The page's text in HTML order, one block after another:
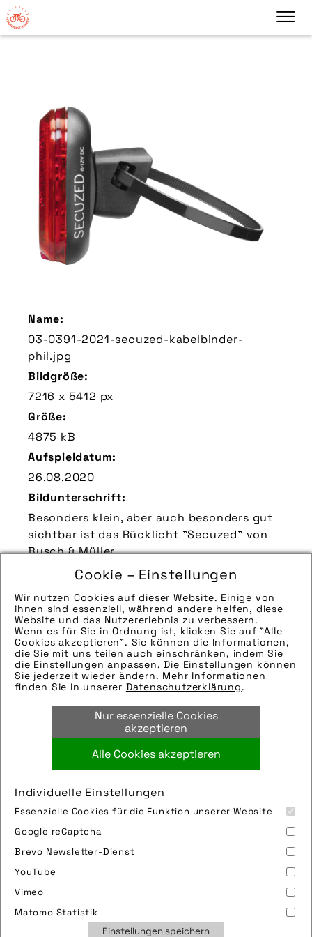
Cookie – Einstellungen
Wir nutzen Cookies auf dieser Website. Einige von
ihnen sind essenziell, während andere helfen, diese
Website und das Nutzererlebnis zu verbessern.
Wenn es für Sie in Ordnung ist, klicken Sie auf "Alle
Cookies akzeptieren". Sie können die Informationen,
die Sie mit uns teilen auch einschränken, indem Sie
die Einstellungen anpassen. Die Einstellungen können
Sie jederzeit wieder ändern. Mehr Informationen
finden Sie in unserer Datenschutzerklärung.
Nur essenzielle Cookies
akzeptieren
Alle Cookies akzeptieren
Individuelle Einstellungen
Essenzielle Cookies für die Funktion unserer Website
Google reCaptcha
Brevo Newsletter-Dienst
YouTube
Vimeo
Matomo Statistik
Einstellungen speichern
Name:
03-0391-2021-secuzed-kabelbinder-
phil.jpg
Bildgröße:
7216 x 5412 px
Größe:
4875 kB
Aufspieldatum:
26.08.2020
Bildunterschrift:
Besonders klein, aber auch besonders gut
sichtbar ist das Rücklicht "Secuzed" von
Busch & Müller.
Zu verwendender Bildnachweis:
Quelle/Source [´www.bumm.de | pd-f´]
Technik-Info:
Hinweise zur weiteren Recherche:
Modellname: SecuZ
Hersteller: Busch & Müller
Tags:
beleuchtung,freisteller,rücklicht,
Bild downloaden
Nutzungsbedingungen
Datenschutz